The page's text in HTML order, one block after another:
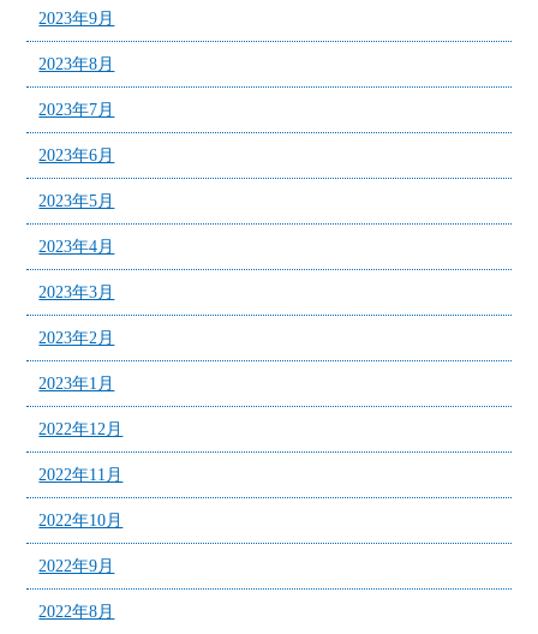
2023年9月
2023年8月
2023年7月
2023年6月
2023年5月
2023年4月
2023年3月
2023年2月
2023年1月
2022年12月
2022年11月
2022年10月
2022年9月
2022年8月